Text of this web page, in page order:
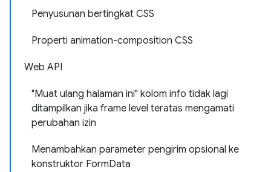
Penyusunan bertingkat CSS
Properti animation-composition CSS
Web API
"Muat ulang halaman ini" kolom info tidak lagi
ditampilkan jika frame level teratas mengamati
perubahan izin
Menambahkan parameter pengirim opsional ke
konstruktor FormData